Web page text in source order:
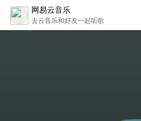
网易云音乐
去云音乐和好友一起听歌